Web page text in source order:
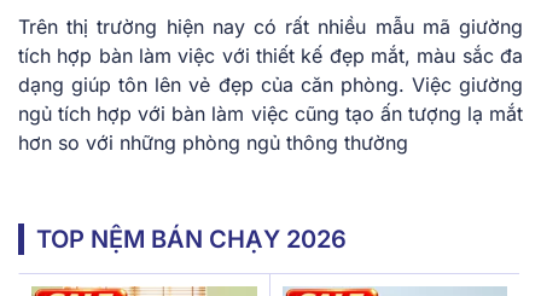
Trên thị trường hiện nay có rất nhiều mẫu mã giường
tích hợp bàn làm việc với thiết kế đẹp mắt, màu sắc đa
dạng giúp tôn lên vẻ đẹp của căn phòng. Việc giường
ngủ tích hợp với bàn làm việc cũng tạo ấn tượng lạ mắt
hơn so với những phòng ngủ thông thường
TOP NỆM BÁN CHẠY 2026